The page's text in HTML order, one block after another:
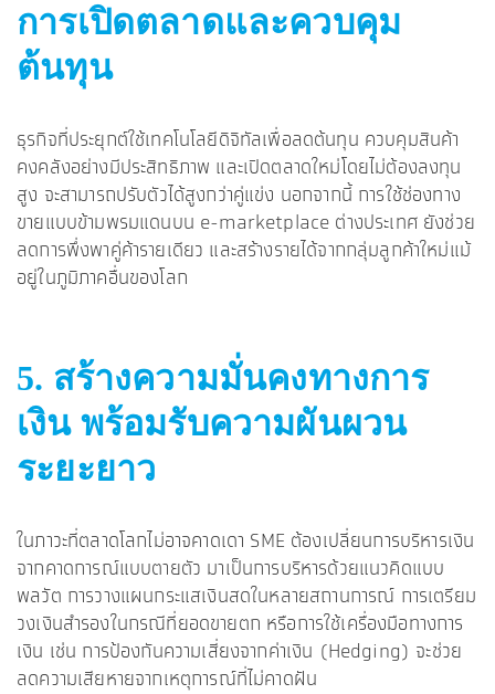
การเปิดตลาดและควบคุม
ต้นทุน
ธุรกิจที่ประยุกต์ใช้เทคโนโลยีดิจิทัลเพื่อลดต้นทุน ควบคุมสินค้า
คงคลังอย่างมีประสิทธิภาพ และเปิดตลาดใหม่โดยไม่ต้องลงทุน
สูง จะสามารถปรับตัวได้สูงกว่าคู่แข่ง นอกจากนี้ การใช้ช่องทาง
ขายแบบข้ามพรมแดนบน e-marketplace ต่างประเทศ ยังช่วย
ลดการพึ่งพาคู่ค้ารายเดียว และสร้างรายได้จากกลุ่มลูกค้าใหม่แม้
อยู่ในภูมิภาคอื่นของโลก
5. สร้างความมั่นคงทางการ
เงิน พร้อมรับความผันผวน
ระยะยาว
ในภาวะที่ตลาดโลกไม่อาจคาดเดา SME ต้องเปลี่ยนการบริหารเงิน
จากคาดการณ์แบบตายตัว มาเป็นการบริหารด้วยแนวคิดแบบ
พลวัต การวางแผนกระแสเงินสดในหลายสถานการณ์ การเตรียม
วงเงินสำรองในกรณีที่ยอดขายตก หรือการใช้เครื่องมือทางการ
เงิน เช่น การป้องกันความเสี่ยงจากค่าเงิน (Hedging) จะช่วย
ลดความเสียหายจากเหตุการณ์ที่ไม่คาดฝัน